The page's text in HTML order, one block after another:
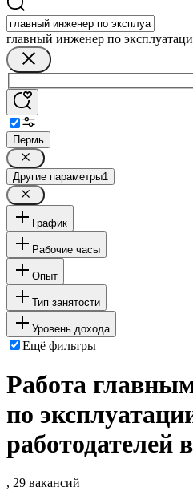
главный инженер по
Пермь
Другие параметры1
График
Рабочие часы
Опыт
Тип занятости
Уровень дохода
Ещё фильтры
Работа
по
работодателей
, 29 вакансий